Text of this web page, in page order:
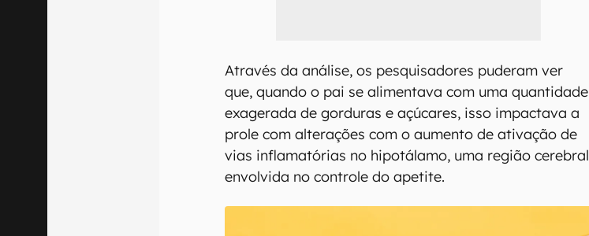
Através da análise, os pesquisadores puderam ver
que, quando o pai se alimentava com uma quantidade
exagerada de gorduras e açúcares, isso impactava a
prole com alterações com o aumento de ativação de
vias inflamatórias no hipotálamo, uma região cerebral
envolvida no controle do apetite.